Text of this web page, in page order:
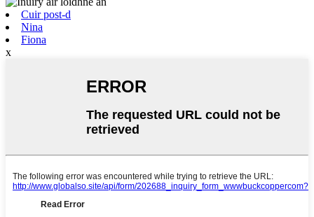
Cuir post-d
Nina
Fiona
x